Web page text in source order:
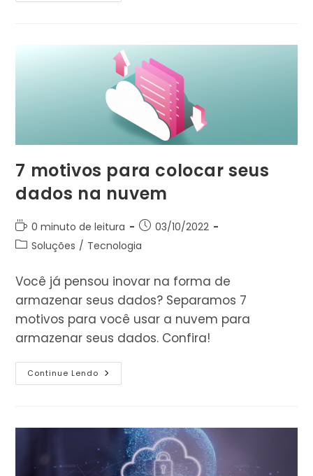
O
Que
LGPD?
7 motivos para colocar seus
dados na nuvem
Tempo
de
0 minuto de leitura
Post03/10/2022
Categoria
post:
Soluções / Tecnologia
Você já pensou inovar na forma de
armazenar seus dados? Separamos 7
motivos para você usar a nuvem para
armazenar seus dados. Confira!
Continue Lendo 7
Motivos
Na
Nuvem